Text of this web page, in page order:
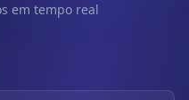
em tempo real